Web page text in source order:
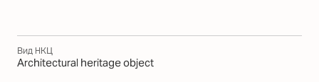
Вид НКЦ
Architectural heritage object